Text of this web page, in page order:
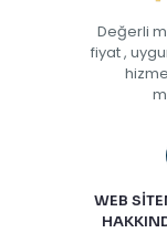
Değerli
fiyat ,
WEB